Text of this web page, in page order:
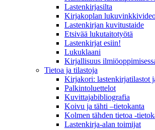
Lastenkirjasilta
Kirjakoplan
Lastenkirjan kuvitustaide
Etsivää lukutaitotyötä
Lastenkirjat esiin!
Lukuklaani
Kirjallisuus
Tietoa ja tilastoja
Kirjakori: lastenkirjatilastot
Palkintoluettelot
Kuvittaja­bibliografia
Koivu ja tähti –tietokanta
Kolmen tähden tietoa -
Lastenkirja-alan toimijat